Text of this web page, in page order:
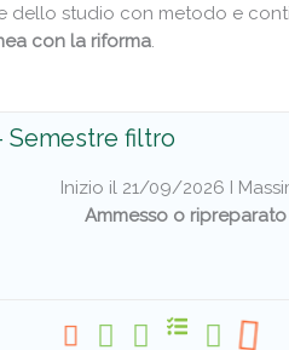
dello studio con metodo e
con la riforma.
Semestre filtro
Inizio il 21/09/2026 I
Ammesso o ripreparato